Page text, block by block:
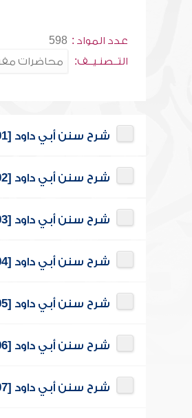
عدد المواد : 598
التــصنـيــف:
شرح سنن أبي داود [001]
شرح سنن أبي داود [002]
شرح سنن أبي داود [003]
شرح سنن أبي داود [004]
شرح سنن أبي داود [005]
شرح سنن أبي داود [006]
شرح سنن أبي داود [007]